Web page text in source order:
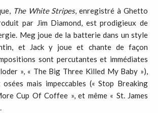
The White Stripes, enregistré à Ghetto
par Jim Diamond, est prodigieux de
Meg joue de la batterie dans un style
et Jack y joue et chante de façon
sont percutantes et immédiates
», « The Big Three Killed My Baby »),
mais impeccables (« Stop Breaking
Cup Of Coffee », et même « St. James